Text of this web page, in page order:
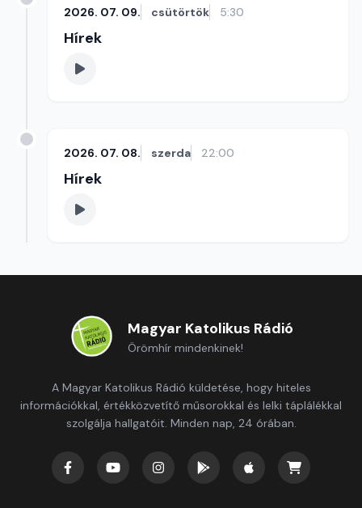
2026. 07. 09. csütörtök 5:30
Hírek
2026. 07. 08. szerda 22:00
Hírek
Magyar Katolikus Rádió
Örömhír mindenkinek!
A Magyar Katolikus Rádió küldetése, hogy hiteles
információkkal, értékközvetítő műsorokkal és lelki táplálékkal
szolgálja hallgatóit. Minden nap, 24 órában.